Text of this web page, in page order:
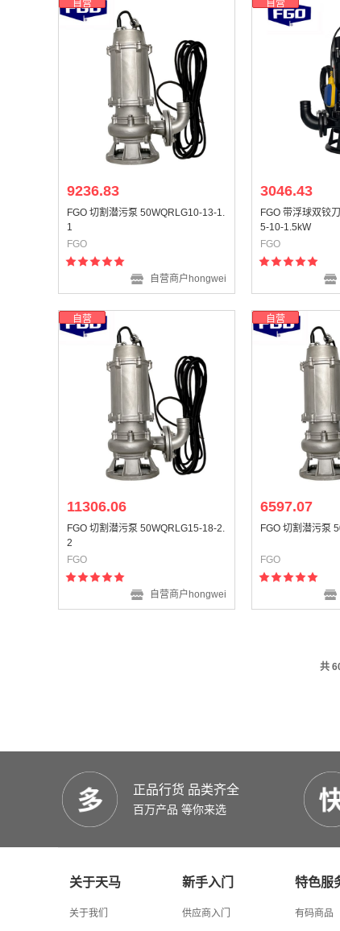
9236.83
FGO 切割潜污泵 50WQRLG10-13-1.
1
FGO
自营商户hongwei
3046.43
FGO 带浮球双铰
5-10-1.5kW
FGO
11306.06
FGO 切割潜污泵 50WQRLG15-18-2.
2
FGO
自营
自营商户hongwei
6597.07
FGO 切割潜污泵
FGO
自营
共
正品行货 品类齐全
百万产品 等你来选
关于天马
关于我们
新手入门
供应商入门
特色服
有码商品